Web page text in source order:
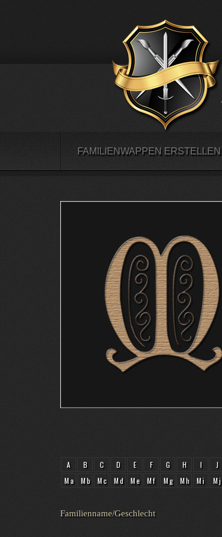
FAMILIENWAPPEN ERSTELLEN
A B C D E F G H I J
Ma
Mb Mc Md Me Mf Mg Mh Mi Mj
Familienname/Geschlecht